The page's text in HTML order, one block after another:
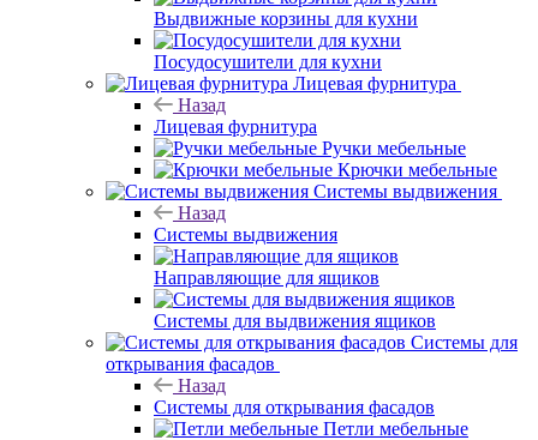
Выдвижные корзины для кухни
Посудосушители для кухни
Лицевая фурнитура
Назад
Лицевая фурнитура
Ручки мебельные
Крючки мебельные
Системы выдвижения
Назад
Системы выдвижения
Направляющие для ящиков
Системы для выдвижения ящиков
Системы для
открывания фасадов
Назад
Системы для открывания фасадов
Петли мебельные